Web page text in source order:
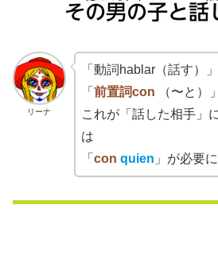
リーナ
「動詞hablar（話す）
「 前置詞con
（〜と）
これが「話した相手」
は
「 con quien 」が必要